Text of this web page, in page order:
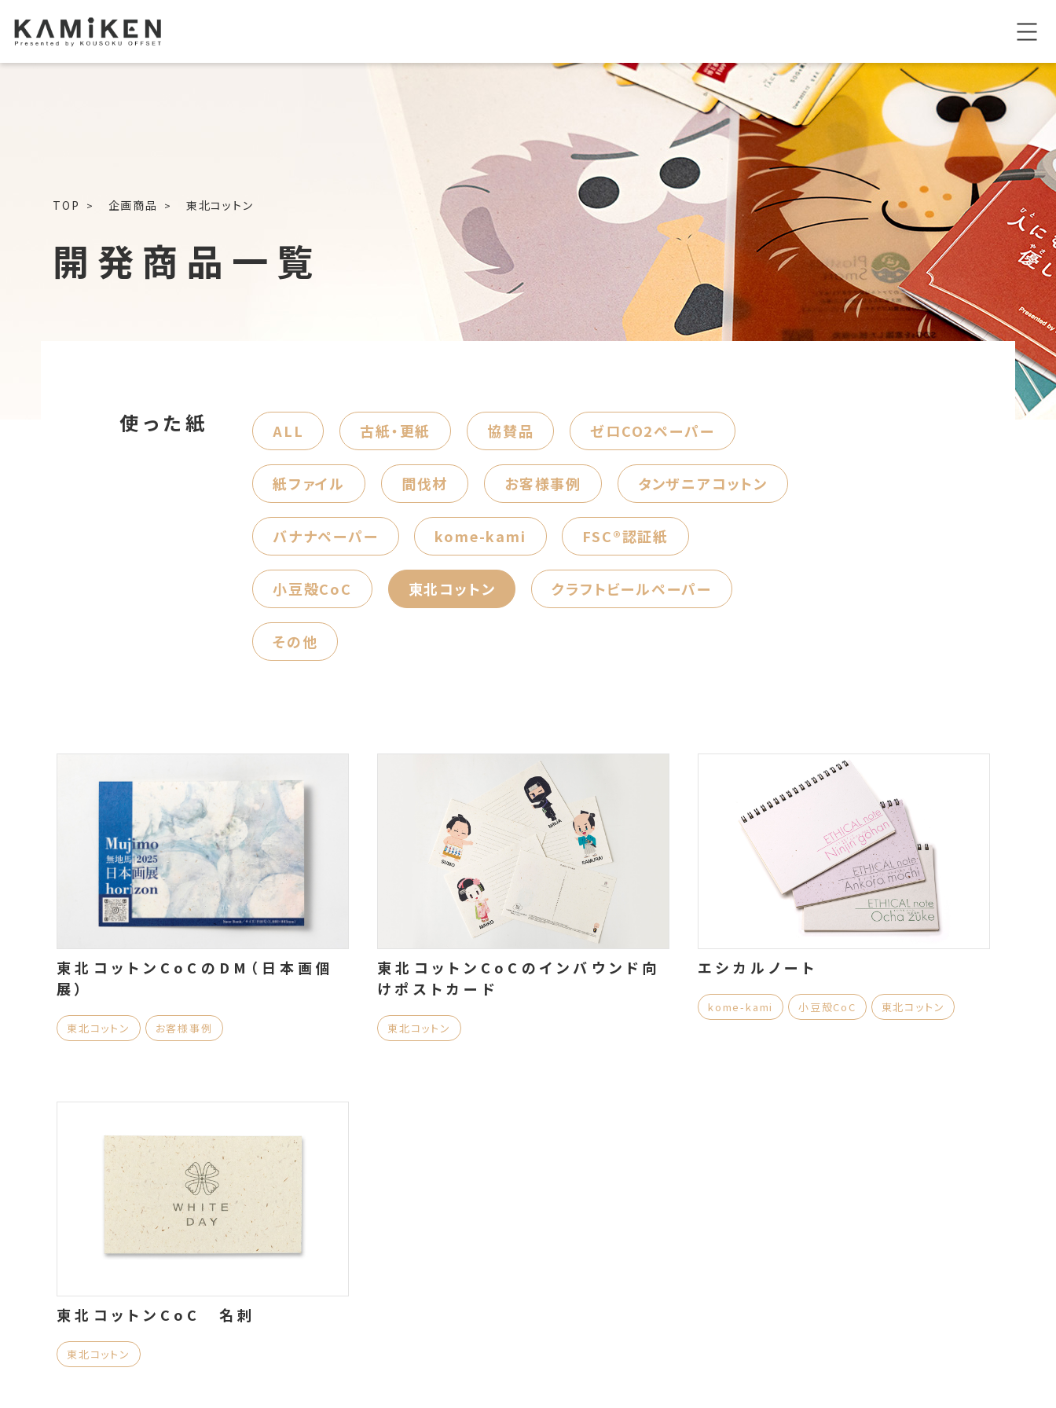
TOP 企画商品 東北コットン
開発商品一覧
使った紙 ALL 古紙・更紙 協賛品 ゼロCO2ペーパー
紙ファイル 間伐材 お客様事例 タンザニアコットン
バナナペーパー kome-kami FSC®認証紙
小豆殻CoC 東北コットン クラフトビールペーパー
その他
東北コットンCoCのDM（日本画個
展）
東北コットン お客様事例
東北コットンCoCのインバウンド向
けポストカード
東北コットン
エシカルノート
kome-kami 小豆殻CoC 東北コットン
東北コットンCoC 名刺
東北コットン